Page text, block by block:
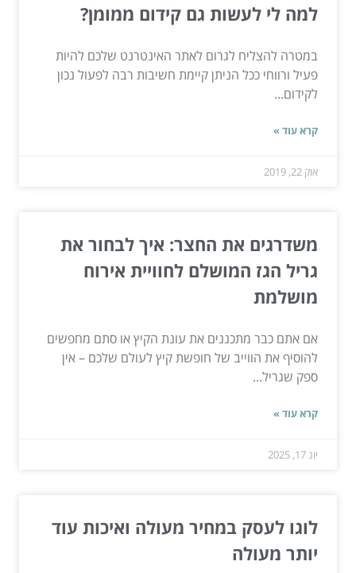
למה לי לעשות גם קידום ממומן?
במטרה להצליח לגרום לאתר האינטרנט שלכם להיות
פעיל ורווחי ככל הניתן קיימת חשיבות רבה לפעול נכון
לקידום...
קרא עוד »
אוק 22, 2019
משדרגים את החצר: איך לבחור את
גריל הגז המושלם לחוויית אירוח
מושלמת
אם אתם כבר מתכננים את עונת הקיץ או סתם מחפשים
להוסיף את הווייב של חופשת קיץ לעולם שלכם – אין
ספק שגריל...
קרא עוד »
יונ 17, 2025
לוגו לעסק במחיר מעולה ואיכות עוד
יותר מעולה